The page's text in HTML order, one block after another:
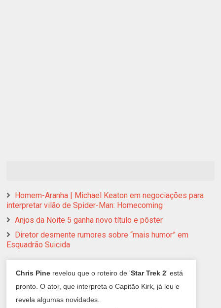
Homem-Aranha | Michael Keaton em negociações para
interpretar vilão de Spider-Man: Homecoming
Anjos da Noite 5 ganha novo título e pôster
Diretor desmente rumores sobre “mais humor” em
Esquadrão Suicida
Chris Pine revelou que o roteiro de 'Star Trek 2' está
pronto. O ator, que interpreta o Capitão Kirk, já leu e
revela algumas novidades.